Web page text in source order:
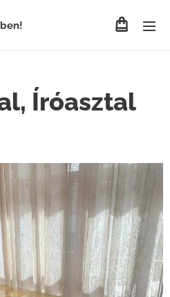
Íróasztal